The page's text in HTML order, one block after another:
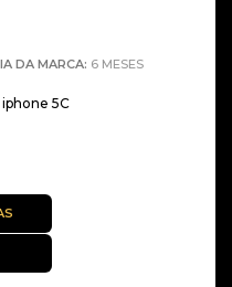
DA MARCA: 6 MESES
5C